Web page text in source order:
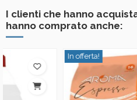
I clienti che hanno
hanno comprato anche: